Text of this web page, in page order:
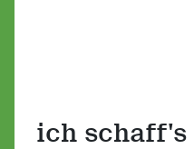
ich schaff's